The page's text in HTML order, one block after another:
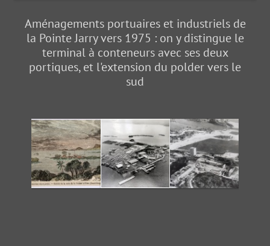
Aménagements portuaires et industriels de
la Pointe Jarry vers 1975 : on y distingue le
terminal à conteneurs avec ses deux
portiques, et l'extension du polder vers le
sud